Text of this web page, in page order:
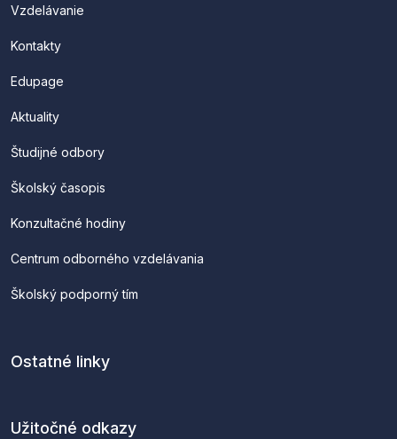
Vzdelávanie
Kontakty
Edupage
Aktuality
Študijné odbory
Školský časopis
Konzultačné hodiny
Centrum odborného vzdelávania
Školský podporný tím
Ostatné linky
Užitočné odkazy